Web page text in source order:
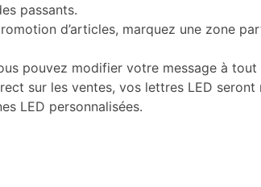
passants.
d’articles, marquez une zone
pouvez modifier votre message à tout
sur les ventes, vos lettres LED seront
LED personnalisées.